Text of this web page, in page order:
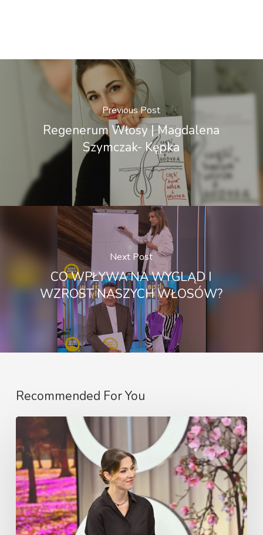
Previous Post
Regenerum Włosy | Magdalena
Szymczak- Kępka
Next Post
CO WPŁYWA NA WYGLĄD I
WZROST NASZYCH WŁOSÓW?
Recommended For You
Najczęstsze
przyczyny
utraty
włosów
u
kobiet